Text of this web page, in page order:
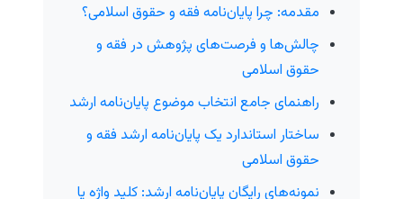
مقدمه: چرا پایان‌نامه فقه و حقوق اسلامی؟
چالش‌ها و فرصت‌های پژوهش در فقه و
حقوق اسلامی
راهنمای جامع انتخاب موضوع پایان‌نامه ارشد
ساختار استاندارد یک پایان‌نامه ارشد فقه و
حقوق اسلامی
نمونه‌های رایگان پایان‌نامه ارشد: کلید واژه یا